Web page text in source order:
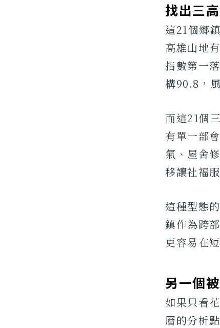
找出三
這21個鄉
高雄山地
指數第一
構90.8，
而這21個
有單一部
氣、屋舍
移讓社福
這種型態
鎮作為跨
更容易在
另一個
如果只看
層的分析